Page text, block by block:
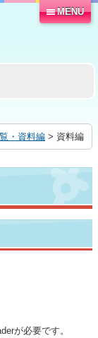
MENU
・資料編 > 資料編
が必要です。